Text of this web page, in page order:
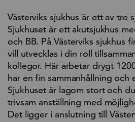
Västerviks sjukhus är ett av tre
Sjukhuset är ett akutsjukhus
och BB. På Västerviks sjukhus
vill utvecklas i din roll
kollegor. Här arbetar drygt
har en fin sammanhållning och
Sjukhuset är lagom stort och
trivsam anställning med
Det ligger i anslutning till